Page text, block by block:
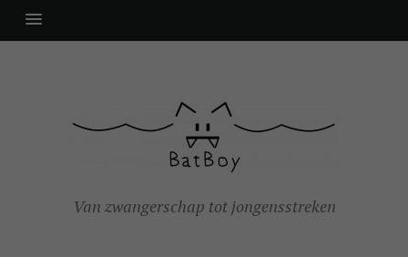
Van zwangerschap tot jongensstreken